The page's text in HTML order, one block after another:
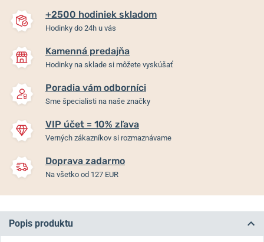
+2500 hodiniek skladom
Hodinky do 24h u vás
Kamenná predajňa
Hodinky na sklade si môžete vyskúšať
Poradia vám odborníci
Sme špecialisti na naše značky
VIP účet = 10% zľava
Verných zákazníkov si rozmaznávame
Doprava zadarmo
Na všetko od 127 EUR
Popis produktu